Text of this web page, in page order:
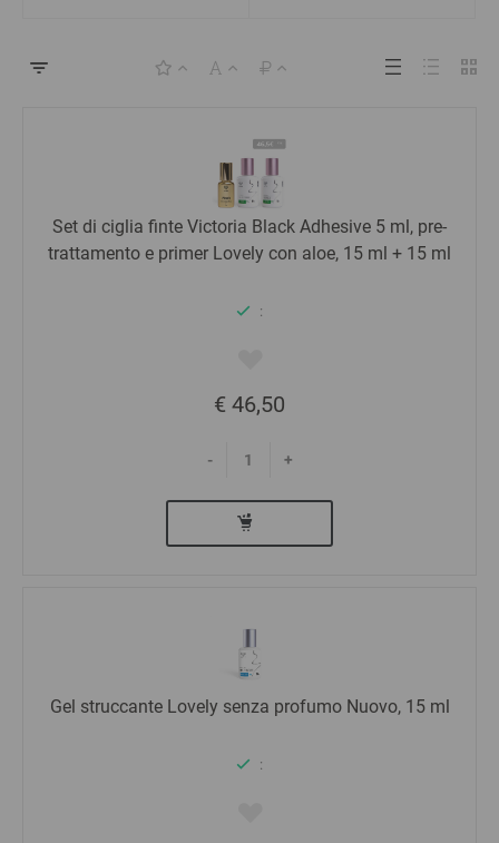
Set di ciglia finte Victoria Black Adhesive 5 ml, pre-
trattamento e primer Lovely con aloe, 15 ml + 15 ml
:
€ 46,50
- +
Gel struccante Lovely senza profumo Nuovo, 15 ml
: